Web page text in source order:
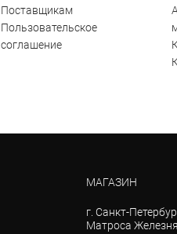
Поставщикам
Пользовательское
соглашение
МАГАЗИН
г. Санкт-
Матроса